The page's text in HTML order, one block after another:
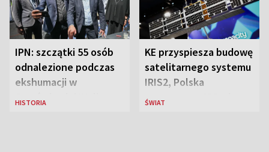
IPN: szczątki 55 osób
odnalezione podczas
ekshumacji w
Ostrówkach i Woli
HISTORIA
KE przyspiesza budowę
satelitarnego systemu
IRIS2, Polska
przeznaczy 656 mln
ŚWIAT